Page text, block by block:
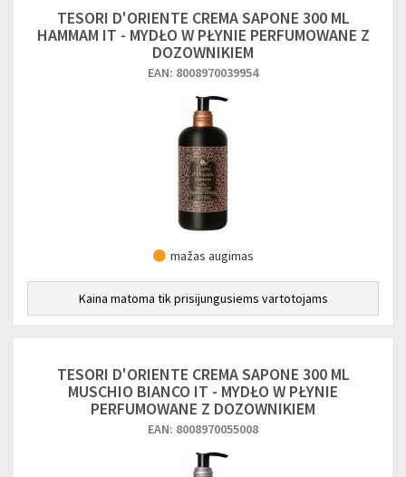
TESORI D'ORIENTE CREMA SAPONE 300 ML
HAMMAM IT - MYDŁO W PŁYNIE PERFUMOWANE Z
DOZOWNIKIEM
EAN: 8008970039954
mažas augimas
Kaina matoma tik prisijungusiems vartotojams
TESORI D'ORIENTE CREMA SAPONE 300 ML
MUSCHIO BIANCO IT - MYDŁO W PŁYNIE
PERFUMOWANE Z DOZOWNIKIEM
EAN: 8008970055008